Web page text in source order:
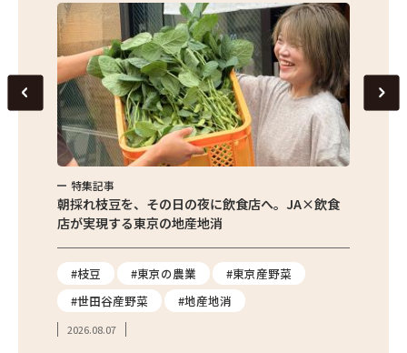
特集記事
朝採れ枝豆を、その日の夜に飲食店へ。JA×飲食
店が実現する東京の地産地消
#枝豆 #東京の農業
#東京産野菜
#世田谷産野菜
#地産地消
2026.08.07